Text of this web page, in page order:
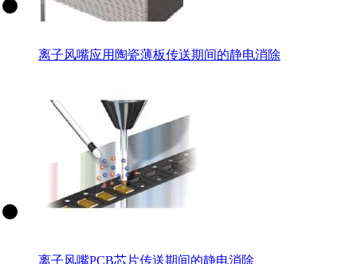
离子风嘴应用陶瓷薄板传送期间的静电消除
离子风嘴PCB芯片传送期间的静电消除